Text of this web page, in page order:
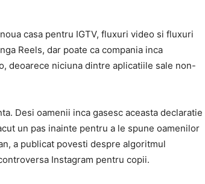
casa pentru IGTV, fluxuri video si fluxuri
Reels, dar poate ca compania inca
deoarece niciuna dintre aplicatiile sale non-
Desi oamenii inca gasesc aceasta declaratie
un pas inainte pentru a le spune oamenilor
a publicat povesti despre algoritmul
Instagram pentru copii.